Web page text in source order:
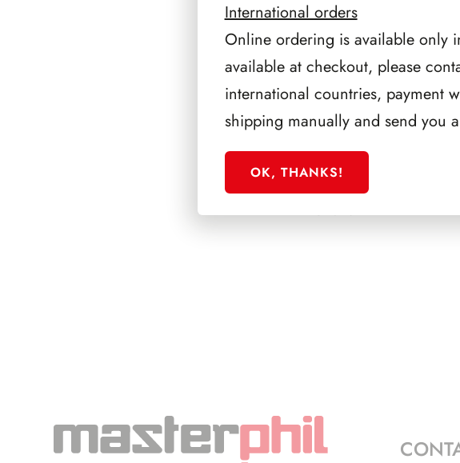
SFORZESCO ITALIA 1993
PAGINE 6
International orders
Online ordering is available only
available at checkout, please
international countries, payment
shipping manually and send you
OK, THANKS!